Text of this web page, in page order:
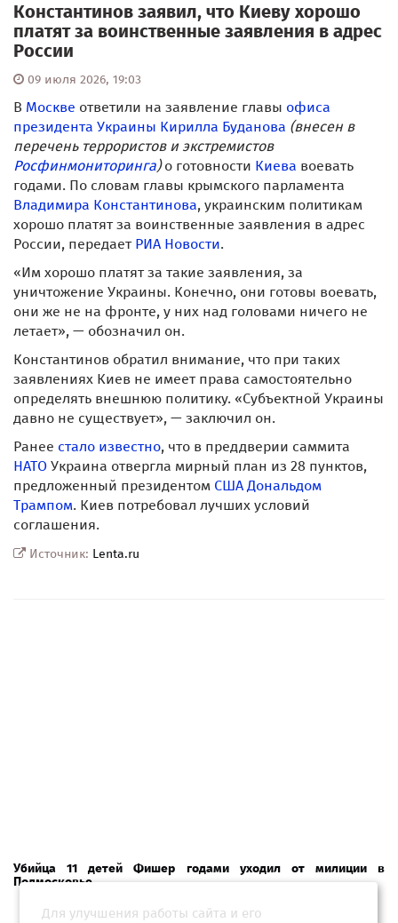
Константинов заявил, что Киеву хорошо
платят за воинственные заявления в адрес
России
09 июля 2026, 19:03
В Москве ответили на заявление главы офиса
президента Украины Кирилла Буданова (внесен в
перечень террористов и экстремистов
Росфинмониторинга)о готовности Киева воевать
годами. По словам главы крымского парламента
Владимира Константинова, украинским политикам
хорошо платят за воинственные заявления в адрес
России, передает РИА Новости.
«Им хорошо платят за такие заявления, за
уничтожение Украины. Конечно, они готовы воевать,
они же не на фронте, у них над головами ничего не
летает», — обозначил он.
Константинов обратил внимание, что при таких
заявлениях Киев не имеет права самостоятельно
определять внешнюю политику. «Субъектной Украины
давно не существует», — заключил он.
Ранее стало известно, что в преддверии саммита
НАТО Украина отвергла мирный план из 28 пунктов,
предложенный президентом США Дональдом
Трампом. Киев потребовал лучших условий
соглашения.
Источник: Lenta.ru
Убийца 11 детей Фишер годами уходил от милиции в
Подмосковье
Для улучшения работы сайта и его